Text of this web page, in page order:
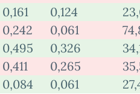
0,161 0,124
0,242 0,061
0,495 0,326
0,411 0,265
0,084 0,061